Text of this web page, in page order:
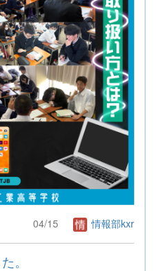
04/15 情報部kxr
。